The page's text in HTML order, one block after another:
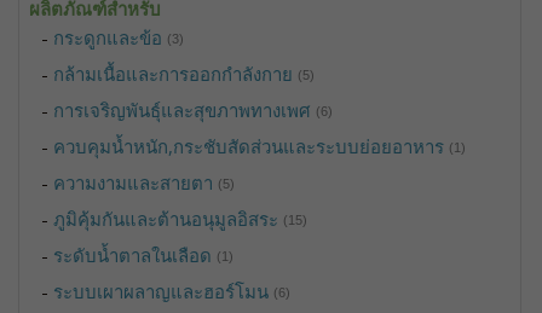
ผลิตภัณฑ์สำหรับ
- กระดูกและข้อ (3)
- กล้ามเนื้อและการออกกำลังกาย (5)
- การเจริญพันธุ์และสุขภาพทางเพศ (6)
- ควบคุมน้ำหนัก,กระชับสัดส่วนและระบบย่อยอาหาร (1)
- ความงามและสายตา (5)
-ภูมิคุ้มกันและต้านอนุมูลอิสระ (15)
- ระดับน้ำตาลในเลือด (1)
- ระบบเผาผลาญและฮอร์โมน (6)